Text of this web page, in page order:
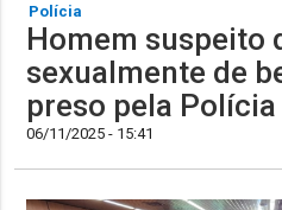
Polícia
Homem suspeito
sexualmente de
preso pela
06/11/2025 - 15:41